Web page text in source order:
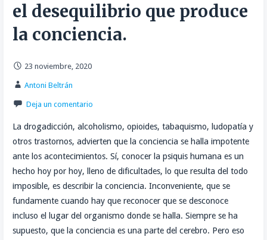
el desequilibrio que produce
la conciencia.
23 noviembre, 2020
Antoni Beltrán
Deja un comentario
La drogadicción, alcoholismo, opioides, tabaquismo, ludopatía y
otros trastornos, advierten que la conciencia se halla impotente
ante los acontecimientos. Sí, conocer la psiquis humana es un
hecho hoy por hoy, lleno de dificultades, lo que resulta del todo
imposible, es describir la conciencia. Inconveniente, que se
fundamente cuando hay que reconocer que se desconoce
incluso el lugar del organismo donde se halla. Siempre se ha
supuesto, que la conciencia es una parte del cerebro. Pero eso